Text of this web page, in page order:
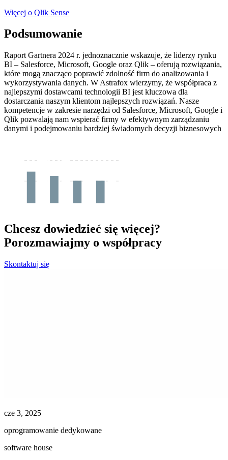
Więcej o Qlik Sense
Podsumowanie
Raport Gartnera 2024 r. jednoznacznie wskazuje, że liderzy rynku
BI – Salesforce, Microsoft, Google oraz Qlik – oferują rozwiązania,
które mogą znacząco poprawić zdolność firm do analizowania i
wykorzystywania danych. W Astrafox wierzymy, że współpraca z
najlepszymi dostawcami technologii BI jest kluczowa dla
dostarczania naszym klientom najlepszych rozwiązań. Nasze
kompetencje w zakresie narzędzi od Salesforce, Microsoft, Google i
Qlik pozwalają nam wspierać firmy w efektywnym zarządzaniu
danymi i podejmowaniu bardziej świadomych decyzji biznesowych
Chcesz dowiedzieć się więcej?
Porozmawiajmy o współpracy
Skontaktuj się
cze 3, 2025
oprogramowanie dedykowane
software house